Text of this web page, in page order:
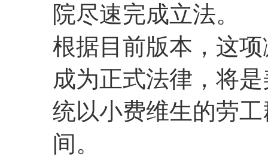
院尽速完成立法。
根据目前版本，这
成为正式法律，将
统以小费维生的劳
间。